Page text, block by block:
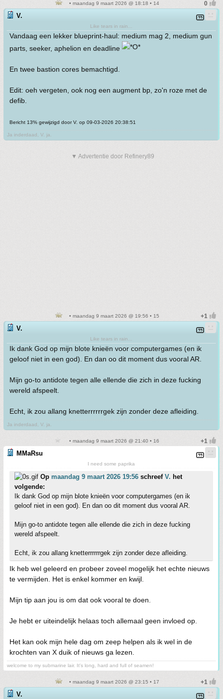
• maandag 9 maart 2026 @ 18:18 • 14
V.
Like tears in rain...
Vandaag een lekker blueprint-haul: medium mag 2, medium gun
parts, seeker, aphelion en deadline
En twee bastion cores bemachtigd.
Edit: oeh vergeten, ook nog een augment bp, zo'n roze met de
defib.
Bericht 13% gewijzigd door V. op 09-03-2026 20:38:51
Ja inderdaad, V. ja.
▼ Advertentie door Refinery89
• maandag 9 maart 2026 @ 19:56 • 15
V.
Like tears in rain...
Ik dank God op mijn blote knieën voor computergames (en ik
geloof niet in een god). En dan oo dit moment dus vooral AR.
Mijn go-to antidote tegen alle ellende die zich in deze fucking
wereld afspeelt.
Echt, ik zou allang knetterrrrrrgek zijn zonder deze afleiding.
Ja inderdaad, V. ja.
• maandag 9 maart 2026 @ 21:40 • 16
MMaRsu
I need some paprika
Op maandag 9 maart 2026 19:56 schreef V. het
volgende:
Ik dank God op mijn blote knieën voor computergames (en ik
geloof niet in een god). En dan oo dit moment dus vooral AR.
Mijn go-to antidote tegen alle ellende die zich in deze fucking
wereld afspeelt.
Echt, ik zou allang knetterrrrrrgek zijn zonder deze afleiding.
Ik heb wel geleerd en probeer zoveel mogelijk het echte nieuws
te vermijden. Het is enkel kommer en kwijl.
Mijn tip aan jou is om dat ook vooral te doen.
Je hebt er uiteindelijk helaas toch allemaal geen invloed op.
Het kan ook mijn hele dag om zeep helpen als ik wel in de
krochten van X duik of nieuws ga lezen.
welcome to my submarine lair. It's long, hard and full of seamen!
• maandag 9 maart 2026 @ 23:15 • 17
V.